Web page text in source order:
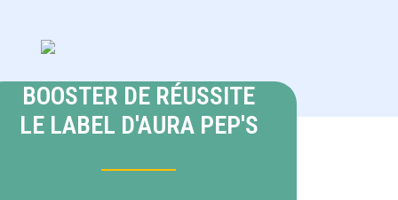
BOOSTER DE RÉUSSITE
LE LABEL D'AURA PEP'S